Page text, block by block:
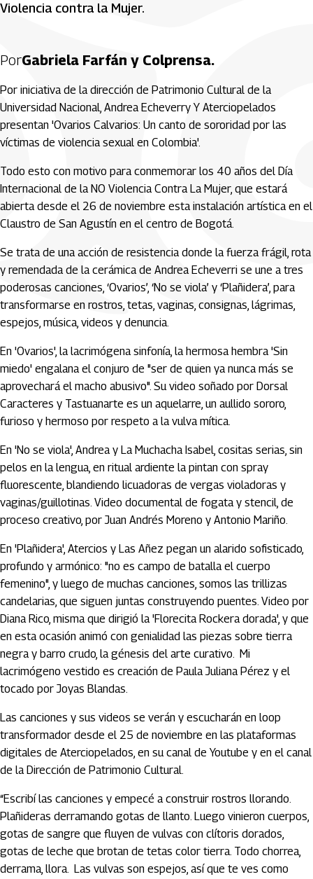
Violencia contra la Mujer.
PorGabriela Farfán y Colprensa.
Por iniciativa de la dirección de Patrimonio Cultural de la
Universidad Nacional, Andrea Echeverry Y Aterciopelados
presentan 'Ovarios Calvarios: Un canto de sororidad por las
víctimas de violencia sexual en Colombia'.
Todo esto con motivo para conmemorar los 40 años del Día
Internacional de la NO Violencia Contra La Mujer, que estará
abierta desde el 26 de noviembre esta instalación artística en el
Claustro de San Agustín en el centro de Bogotá.
Se trata de una acción de resistencia donde la fuerza frágil, rota
y remendada de la cerámica de Andrea Echeverri se une a tres
poderosas canciones, ‘Ovarios’, ‘No se viola’ y ‘Plañidera’, para
transformarse en rostros, tetas, vaginas, consignas, lágrimas,
espejos, música, videos y denuncia.
En 'Ovarios', la lacrimógena sinfonía, la hermosa hembra 'Sin
miedo' engalana el conjuro de "ser de quien ya nunca más se
aprovechará el macho abusivo". Su video soñado por Dorsal
Caracteres y Tastuanarte es un aquelarre, un aullido sororo,
furioso y hermoso por respeto a la vulva mítica.
En 'No se viola', Andrea y La Muchacha Isabel, cositas serias, sin
pelos en la lengua, en ritual ardiente la pintan con spray
fluorescente, blandiendo licuadoras de vergas violadoras y
vaginas/guillotinas. Video documental de fogata y stencil, de
proceso creativo, por Juan Andrés Moreno y Antonio Mariño.
En 'Plañidera', Atercios y Las Añez pegan un alarido sofisticado,
profundo y armónico: "no es campo de batalla el cuerpo
femenino", y luego de muchas canciones, somos las trillizas
candelarias, que siguen juntas construyendo puentes. Video por
Diana Rico, misma que dirigió la 'Florecita Rockera dorada', y que
en esta ocasión animó con genialidad las piezas sobre tierra
negra y barro crudo, la génesis del arte curativo. Mi
lacrimógeno vestido es creación de Paula Juliana Pérez y el
tocado por Joyas Blandas.
Las canciones y sus videos se verán y escucharán en loop
transformador desde el 25 de noviembre en las plataformas
digitales de Aterciopelados, en su canal de Youtube y en el canal
de la Dirección de Patrimonio Cultural.
“Escribí las canciones y empecé a construir rostros llorando.
Plañideras derramando gotas de llanto. Luego vinieron cuerpos,
gotas de sangre que fluyen de vulvas con clítoris dorados,
gotas de leche que brotan de tetas color tierra. Todo chorrea,
derrama, llora. Las vulvas son espejos, así que te ves como